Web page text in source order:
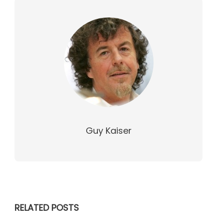
Guy Kaiser
RELATED POSTS